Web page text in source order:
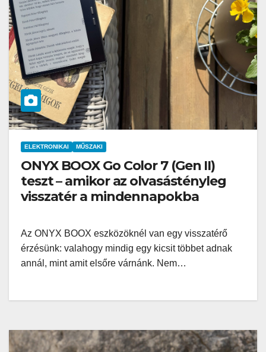
ELEKTRONIKAI MŰSZAKI
ONYX BOOX Go Color 7 (Gen II)
teszt – amikor az olvasástényleg
visszatér a mindennapokba
Az ONYX BOOX eszközöknél van egy visszatérő
érzésünk: valahogy mindig egy kicsit többet adnak
annál, mint amit elsőre várnánk. Nem…